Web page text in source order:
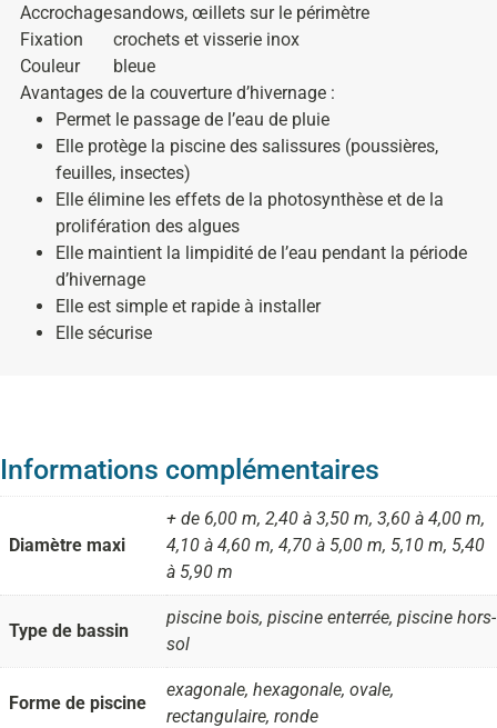
Accrochagesandows, œillets sur le périmètre
Fixation
crochets et visserie inox
Couleur
bleue
Avantages de la couverture d’hivernage :
Permet le passage de l’eau de pluie
Elle protège la piscine des salissures (poussières,
feuilles, insectes)
Elle élimine les effets de la photosynthèse et de la
prolifération des algues
Elle maintient la limpidité de l’eau pendant la période
d’hivernage
Elle est simple et rapide à installer
Elle sécurise
Informations complémentaires
Diamètre maxi
+ de 6,00 m, 2,40 à 3,50 m, 3,60 à 4,00 m,
4,10 à 4,60 m, 4,70 à 5,00 m, 5,10 m, 5,40
à 5,90 m
Type de bassin
piscine bois, piscine enterrée, piscine hors-
sol
Forme de piscine
exagonale, hexagonale, ovale,
rectangulaire, ronde